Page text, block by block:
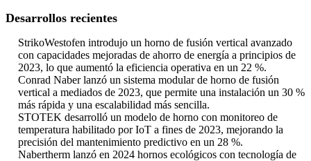
Desarrollos recientes
StrikoWestofen introdujo un horno de fusión vertical avanzado
con capacidades mejoradas de ahorro de energía a principios de
2023, lo que aumentó la eficiencia operativa en un 22 %.
Conrad Naber lanzó un sistema modular de horno de fusión
vertical a mediados de 2023, que permite una instalación un 30 %
más rápida y una escalabilidad más sencilla.
STOTEK desarrolló un modelo de horno con monitoreo de
temperatura habilitado por IoT a fines de 2023, mejorando la
precisión del mantenimiento predictivo en un 28 %.
Nabertherm lanzó en 2024 hornos ecológicos con tecnología de